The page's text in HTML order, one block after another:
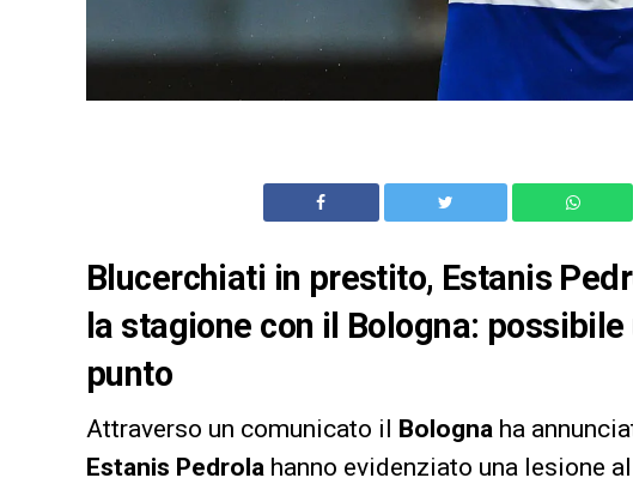
Blucerchiati in prestito, Estanis
la stagione con il Bologna:
punto
Attraverso un comunicato il Bologna ha
Estanis Pedrola hanno evidenziato una lesione